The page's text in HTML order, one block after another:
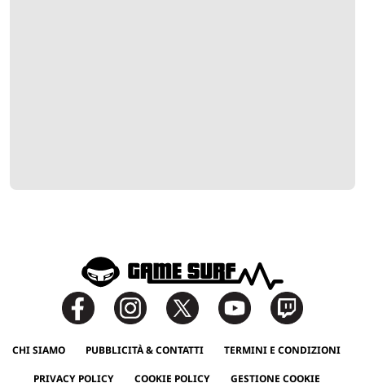
CHI SIAMO PUBBLICITÀ & CONTATTI TERMINI E CONDIZIONI
PRIVACY POLICY COOKIE POLICY GESTIONE COOKIE